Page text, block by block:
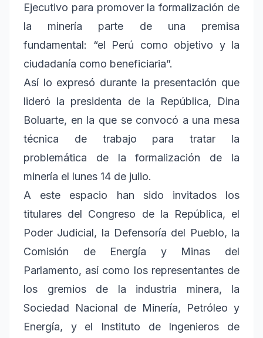
Ejecutivo para promover la formalización de
la minería parte de una premisa
fundamental: “el Perú como objetivo y la
ciudadanía como beneficiaria”.
Así lo expresó durante la presentación que
lideró la presidenta de la República, Dina
Boluarte, en la que se convocó a una mesa
técnica de trabajo para tratar la
problemática de la formalización de la
minería el lunes 14 de julio.
A este espacio han sido invitados los
titulares del Congreso de la República, el
Poder Judicial, la Defensoría del Pueblo, la
Comisión de Energía y Minas del
Parlamento, así como los representantes de
los gremios de la industria minera, la
Sociedad Nacional de Minería, Petróleo y
Energía, y el Instituto de Ingenieros de